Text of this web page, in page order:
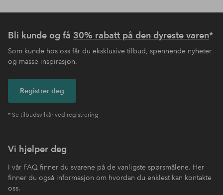
Bli kunde og få 30% rabatt på den dyreste varen*
Som kunde hos oss får du eksklusive tilbud, spennende nyheter
og masse inspirasjon.
Registrer deg
* Se tilbudsvilkår ved registrering
Vi hjelper deg
I vår FAQ finner du svarene på de vanligste spørsmålene. Her
finner du også informasjon om hvordan du enklest kan kontakte
oss.